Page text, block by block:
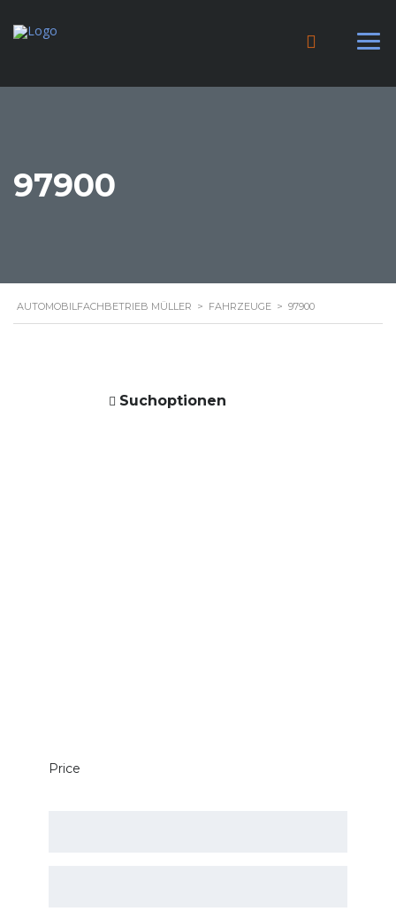
97900
AUTOMOBILFACHBETRIEB MÜLLER > FAHRZEUGE > 97900
Suchoptionen
Price